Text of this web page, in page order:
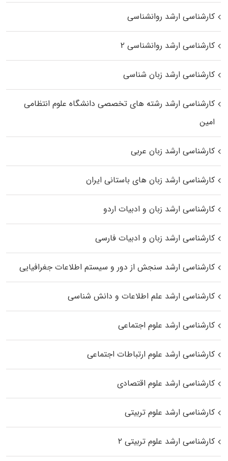
کارشناسی ارشد روانشناسی
کارشناسی ارشد روانشناسی ۲
کارشناسی ارشد زبان شناسی
کارشناسی ارشد رﺷﺘﻪ ﻫﺎی تخصصی داﻧﺸﮕﺎه ﻋﻠﻮم انتظامی
اﻣﻴﻦ
کارشناسی ارشد زبان عربی
کارشناسی ارشد زبان‌ های باستانی ایران
کارشناسی ارشد زبان و ادبیات اردو
کارشناسی ارشد زبان و ادبیات فارسی
کارشناسی ارشد سنجش از دور و سیستم اطلاعات جغرافیایی
کارشناسی ارشد علم اطلاعات و دانش شناسی
کارشناسی ارشد علوم اجتماعی
کارشناسی ارشد علوم ارتباطات اجتماعی
کارشناسی ارشد علوم اقتصادی
کارشناسی ارشد علوم تربیتی
کارشناسی ارشد علوم تربیتی ۲